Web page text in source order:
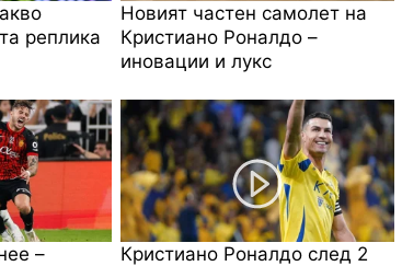
реплика
Новият частен самолет на
Кристиано Роналдо –
иновации и лукс
– Кристиано Роналдо след 2